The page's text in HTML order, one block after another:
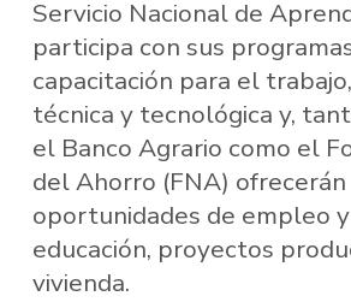
Servicio Nacional de
participa con sus
capacitación para el
técnica y tecnológica y,
el Banco Agrario como el
del Ahorro (FNA) ofrecerán
oportunidades de empleo
educación, proyectos
vivienda.